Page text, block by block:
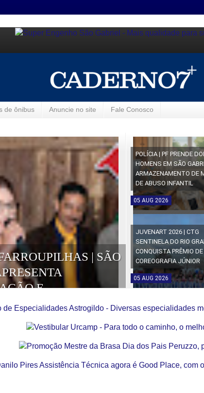
de ônibus Anuncie no site Fale Conosco
| SÃO
E
DA EDIÇÃO
POLÍCIA | PF PRENDE
HOMENS EM SÃO
ARMAZENAMENTO DE
DE ABUSO INFANTIL
05 AUG 2026
JUVENART 2026 | CTG
SENTINELA DO RIO
CONQUISTA PRÊMIO
COREOGRAFIA JÚNIOR
05 AUG 2026